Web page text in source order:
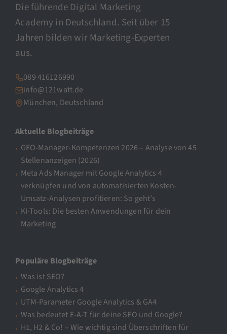
Die führende Digital Marketing
Academy in Deutschland. Seit über 15
Jahren bilden wir Marketing-Experten
aus.
089 416126990
info@121watt.de
München, Deutschland
Aktuelle Blogbeiträge
GEO-Manager-Kompetenzen 2026 – Analyse von 45
Stellenanzeigen (2026)
Meta Ads Manager mit Google Analytics 4
verknüpfen und von automatisierten Kosten-
Umsatz-Analysen profitieren: So geht’s
KI-Tools: Die besten Anwendungen für dein
Marketing
Populäre Blogbeiträge
Was ist SEO?
Google Analytics 4
UTM-Parameter Google Analytics & GA4
Was bedeutet E-A-T für deine SEO und Google?
H1, H2 & Co! – Wie wichtig sind Überschriften für